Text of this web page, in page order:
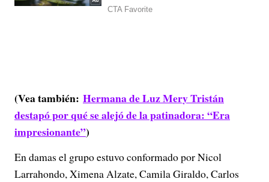
(Vea también: Hermana de Luz Mery Tristán
destapó por qué se alejó de la patinadora: “Era
impresionante”)
En damas el grupo estuvo conformado por Nicol
Larrahondo, Ximena Alzate, Camila Giraldo, Carlos